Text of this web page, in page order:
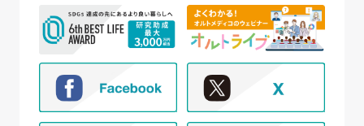
信、対象者の抽出を含む)
② 新規モニター試験の参加者募集および管理
③ モニター試験参加者への条件確認、連絡
④ モニター試験参加者への謝礼の支払い
⑤ モニター様からのお問い合わせ・ご要望への
対応